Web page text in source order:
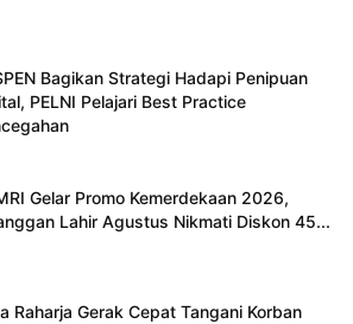
Bagikan Strategi Hadapi Penipuan
PELNI Pelajari Best Practice
Gelar Promo Kemerdekaan 2026,
Lahir Agustus Nikmati Diskon 45...
Raharja Gerak Cepat Tangani Korban